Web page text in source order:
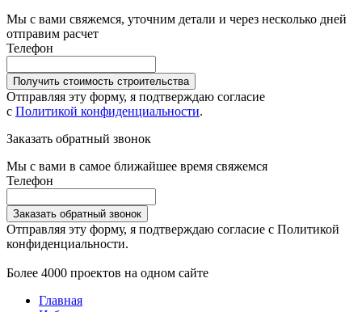
Мы с вами свяжемся, уточним детали и через несколько дней
отправим расчет
Телефон
Получить стоимость строительства
Отправляя эту форму, я подтверждаю согласие
с Политикой конфиденциальности.
Заказать обратный звонок
Мы с вами в самое ближайшее время свяжемся
Телефон
Заказать обратный звонок
Отправляя эту форму, я подтверждаю согласие с Политикой
конфиденциальности.
Более 4000 проектов на одном сайте
Главная